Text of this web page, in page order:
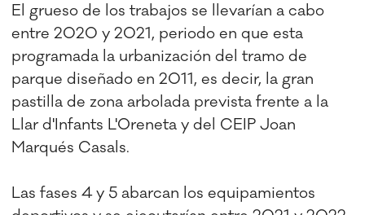
El grueso de los trabajos se llevarían a cabo
entre 2020 y 2021, periodo en que esta
programada la urbanización del tramo de
parque diseñado en 2011, es decir, la gran
pastilla de zona arbolada prevista frente a la
Llar d'Infants L'Oreneta y del CEIP Joan
Marqués Casals.
Las fases 4 y 5 abarcan los equipamientos